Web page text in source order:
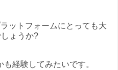
ットフォームにとっても大
ょうか?
経験してみたいです。